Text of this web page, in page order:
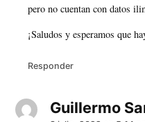
pero no cuentan con datos
¡Saludos y esperamos que
Responder
Guillermo